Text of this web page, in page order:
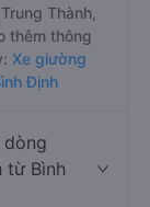
Thành,
thêm thông
Xe giường
Định
dòng
từ Bình